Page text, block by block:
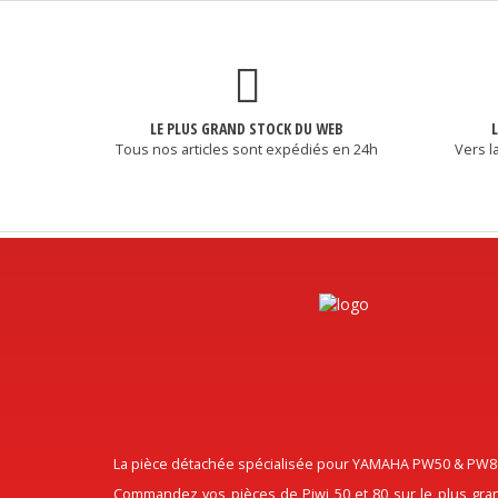
LE PLUS GRAND STOCK DU WEB
Tous nos articles sont expédiés en 24h Vers
La pièce détachée spécialisée pour YAMAHA PW50 &
Commandez vos pièces de Piwi 50 et 80 sur le plus